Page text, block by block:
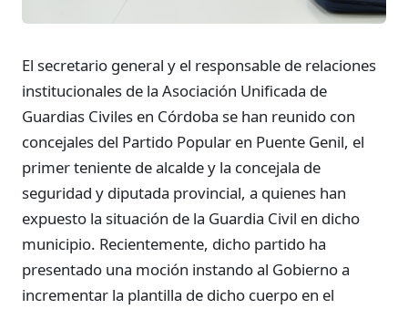
El secretario general y el responsable de relaciones
institucionales de la Asociación Unificada de
Guardias Civiles en Córdoba se han reunido con
concejales del Partido Popular en Puente Genil, el
primer teniente de alcalde y la concejala de
seguridad y diputada provincial, a quienes han
expuesto la situación de la Guardia Civil en dicho
municipio. Recientemente, dicho partido ha
presentado una moción instando al Gobierno a
incrementar la plantilla de dicho cuerpo en el